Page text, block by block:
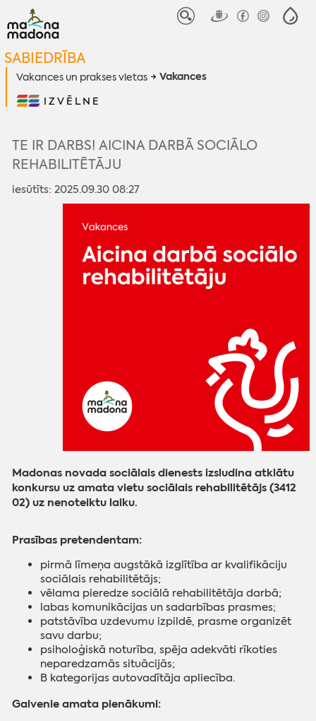
SABIEDRĪBA
Vakances un prakses vietas Vakances
IZVĒLNE
TE IR DARBS! AICINA DARBĀ SOCIĀLO
REHABILITĒTĀJU
iesūtīts: 2025.09.30 08:27
Madonas novada sociālais dienests izsludina atklātu
konkursu uz amata vietu sociālais rehabilitētājs (3412
02) uz nenoteiktu laiku.
Prasības pretendentam:
pirmā līmeņa augstākā izglītība ar kvalifikāciju
sociālais rehabilitētājs;
vēlama pieredze sociālā rehabilitētāja darbā;
labas komunikācijas un sadarbības prasmes;
patstāvība uzdevumu izpildē, prasme organizēt
savu darbu;
psiholoģiskā noturība, spēja adekvāti rīkoties
neparedzamās situācijās;
B kategorijas autovadītāja apliecība.
Galvenie amata pienākumi: